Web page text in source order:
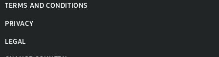
TERMS AND CONDITIONS
PRIVACY
LEGAL